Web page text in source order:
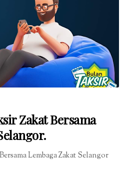
Zakat Bersama
Lembaga Zakat Selangor